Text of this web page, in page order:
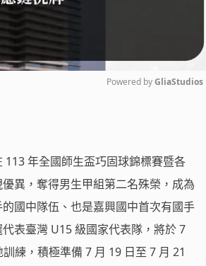
Powered by GliaStudios
113 年全國師生盃巧固球錦標賽暨各
異，奪得男生甲組第二名殊榮，成為
國中隊伍、也是嘉興國中首次有國手
表臺灣 U15 級國家代表隊，將於 7
練，積極準備 7 月 19 日至 7 月 21